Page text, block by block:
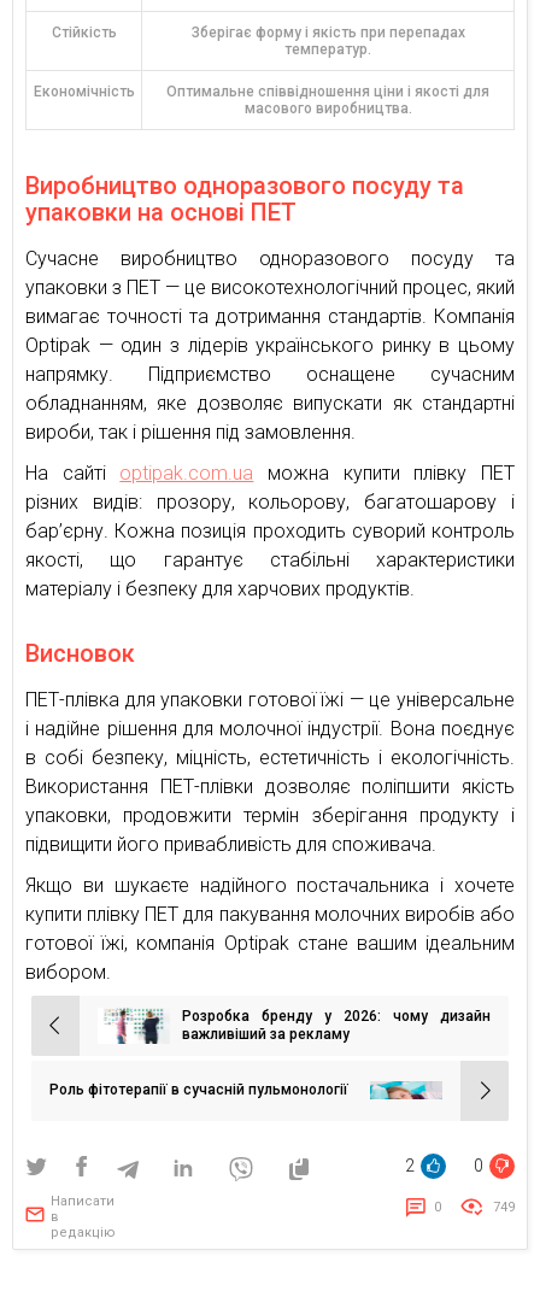
Стійкість
Зберігає форму і якість при перепадах
температур.
Економічність
Оптимальне співвідношення ціни і якості для
масового виробництва.
Виробництво одноразового посуду та
упаковки на основі ПЕТ
Сучасне виробництво одноразового посуду та
упаковки з ПЕТ — це високотехнологічний процес, який
вимагає точності та дотримання стандартів. Компанія
Optipak — один з лідерів українського ринку в цьому
напрямку. Підприємство оснащене сучасним
обладнанням, яке дозволяє випускати як стандартні
вироби, так і рішення під замовлення.
На сайті optipak.com.ua можна купити плівку ПЕТ
різних видів: прозору, кольорову, багатошарову і
бар’єрну. Кожна позиція проходить суворий контроль
якості, що гарантує стабільні характеристики
матеріалу і безпеку для харчових продуктів.
Висновок
ПЕТ-плівка для упаковки готової їжі — це універсальне
і надійне рішення для молочної індустрії. Вона поєднує
в собі безпеку, міцність, естетичність і екологічність.
Використання ПЕТ-плівки дозволяє поліпшити якість
упаковки, продовжити термін зберігання продукту і
підвищити його привабливість для споживача.
Якщо ви шукаєте надійного постачальника і хочете
купити плівку ПЕТ для пакування молочних виробів або
готової їжі, компанія Optipak стане вашим ідеальним
вибором.
Навігація
записів
Розробка бренду у 2026: чому дизайн
важливіший за рекламу
Роль фітотерапії в сучасній пульмонології
2 0
Написати
в
редакцію
0 749